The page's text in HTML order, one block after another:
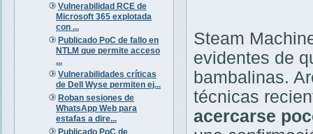
Vulnerabilidad RCE de
Microsoft 365 explotada
con ...
Publicado PoC de fallo en
NTLM que permite acceso
...
Vulnerabilidades críticas
de Dell Wyse permiten ej...
Roban sesiones de
WhatsApp Web para
estafas a dire...
Publicado PoC de
Steam
evidentes de
bambalinas.
técnicas
acercarse